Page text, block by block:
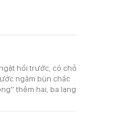
hồi trước, có chỗ
ngâm bùn chắc
thêm hai, ba lạng